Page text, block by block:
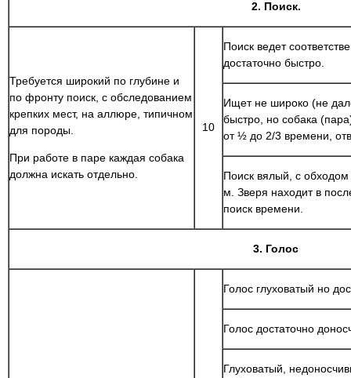
2. Поиск.
Требуется широкий по глубине и
по фронту поиск, с обследованием
крепких мест, на аллюре, типичном
для породы.
При работе в паре каждая собака
должна искать отдельно.
10
Поиск ведет
достаточно быстро.
Ищет не широко (не
быстро, но собака
от ½ до 2/3 времени,
Поиск вялый, с
м. Зверя находит в
поиск времени.
3. Голос
Голос глуховатый но
Голос достаточно
Глуховатый,